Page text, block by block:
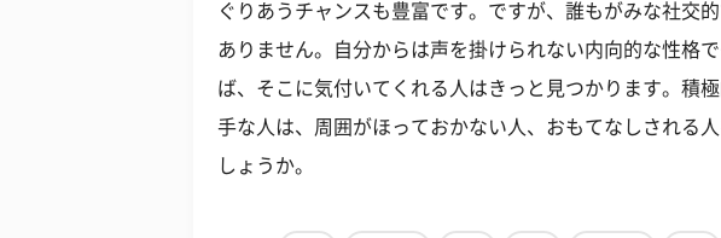
ぐりあうチャンスも豊富です。ですが、誰もがみな社交
ありません。自分からは声を掛けられない内向的な性格
ば、そこに気付いてくれる人はきっと見つかります。積
手な人は、周囲がほっておかない人、おもてなしされる
しょうか。